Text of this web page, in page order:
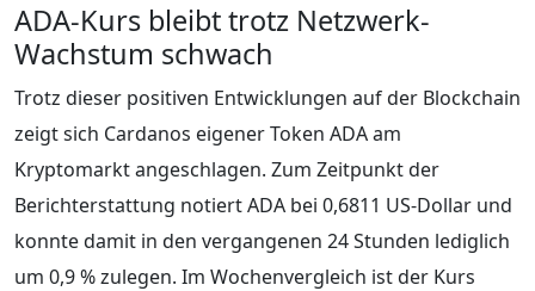
ADA-Kurs bleibt trotz Netzwerk-
Wachstum schwach
Trotz dieser positiven Entwicklungen auf der Blockchain
zeigt sich Cardanos eigener Token ADA am
Kryptomarkt angeschlagen. Zum Zeitpunkt der
Berichterstattung notiert ADA bei 0,6811 US-Dollar und
konnte damit in den vergangenen 24 Stunden lediglich
um 0,9 % zulegen. Im Wochenvergleich ist der Kurs